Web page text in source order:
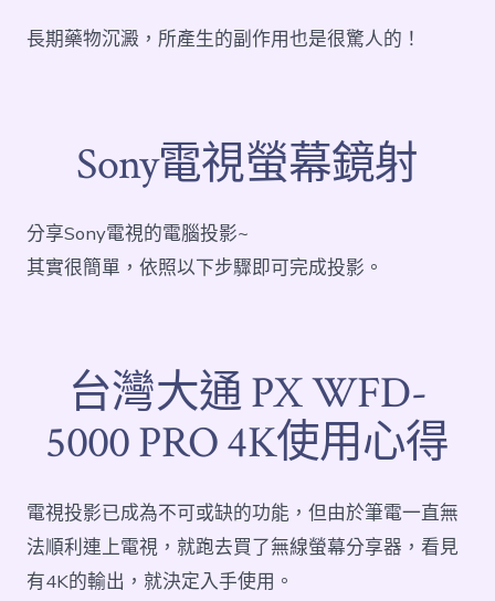
長期藥物沉澱，所產生的副作用也是很驚人的！
Sony電視螢幕鏡射
分享Sony電視的電腦投影~
其實很簡單，依照以下步驟即可完成投影。
台灣大通 PX WFD-
5000 PRO 4K使用心得
電視投影已成為不可或缺的功能，但由於筆電一直無
法順利連上電視，就跑去買了無線螢幕分享器，看見
有4K的輸出，就決定入手使用。